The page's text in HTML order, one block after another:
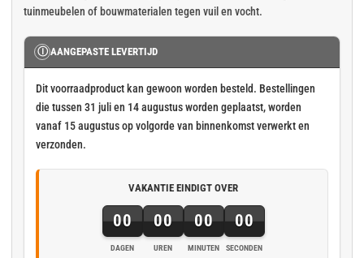
tuinmeubelen of bouwmaterialen tegen vuil en vocht.
Ⓘ AANGEPASTE LEVERTIJD
Dit voorraadproduct kan gewoon worden besteld. Bestellingen
die tussen 31 juli en 14 augustus worden geplaatst, worden
vanaf 15 augustus op volgorde van binnenkomst verwerkt en
verzonden.
VAKANTIE EINDIGT OVER
00
DAGEN
00
UREN
00
MINUTEN
00
SECONDEN